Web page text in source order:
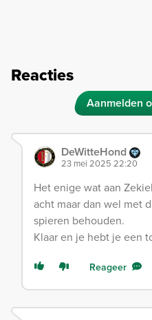
Reacties
Aanmelden
DeWitteHond
23 mei 2025 22:20
Het enige wat aan
acht maar dan wel met
spieren behouden.
Klaar en je hebt je een
Reageer